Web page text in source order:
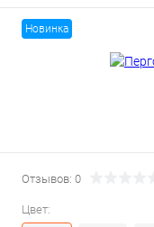
Новинка
Отзывов: 0
Цвет: